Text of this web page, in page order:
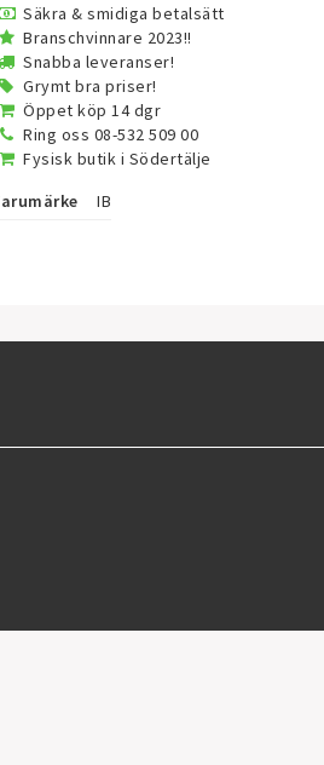
Säkra & smidiga betalsätt
Branschvinnare 2023!!
Snabba leveranser!
Grymt bra priser!
Öppet köp 14 dgr
Ring oss 08-532 509 00
Fysisk butik i Södertälje
IB